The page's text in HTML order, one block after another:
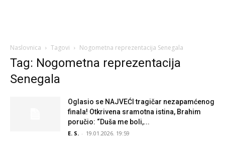
Naslovnica Tagovi Nogometna reprezentacija Senegala
Tag: Nogometna reprezentacija
Senegala
Oglasio se NAJVEĆI tragičar nezapamćenog
finala! Otkrivena sramotna istina, Brahim
poručio: “Duša me boli,...
E. S. - 19.01.2026. 19:59